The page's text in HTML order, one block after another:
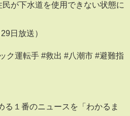
が下水道を使用できない状態に
日放送）
ク運転手 #救出 #八潮市 #避難指
る１番のニュースを「わかるま